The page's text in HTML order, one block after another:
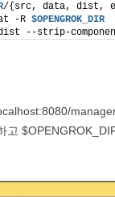
/{src, data, dist,
-R $OPENGROK_DIR
--strip-